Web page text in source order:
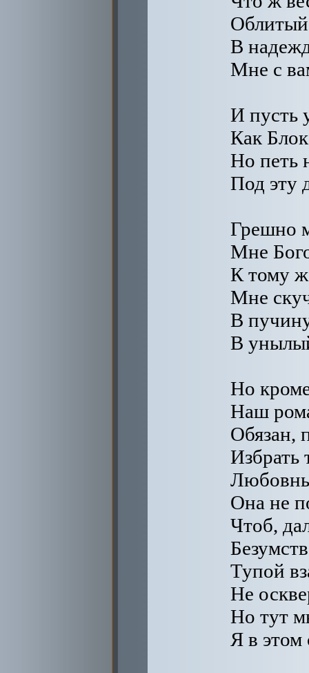
В
Мне с
И пусть
Как
Но петь
Под эту
Грешно
Мне
К тому
Мне
В
В
Но
Наш
Обязан,
Избрать
Она не
Чтоб,
Тупой
Не
Но тут
Я в этом